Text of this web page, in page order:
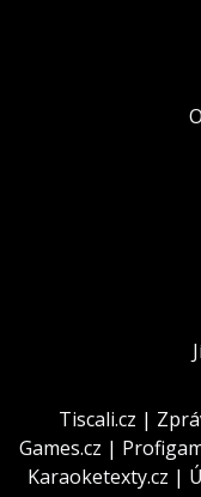
Tiscali.cz |
Games.cz |
Karaoketexty.cz |